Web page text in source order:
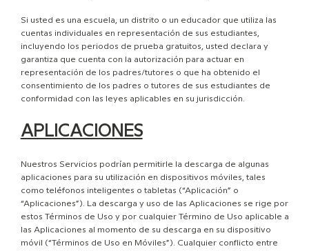
Si usted es una escuela, un distrito o un educador que utiliza las
cuentas individuales en representación de sus estudiantes,
incluyendo los periodos de prueba gratuitos, usted declara y
garantiza que cuenta con la autorización para actuar en
representación de los padres/tutores o que ha obtenido el
consentimiento de los padres o tutores de sus estudiantes de
conformidad con las leyes aplicables en su jurisdicción.
APLICACIONES
Nuestros Servicios podrían permitirle la descarga de algunas
aplicaciones para su utilización en dispositivos móviles, tales
como teléfonos inteligentes o tabletas (“Aplicación” o
“Aplicaciones”). La descarga y uso de las Aplicaciones se rige por
estos Términos de Uso y por cualquier Término de Uso aplicable a
las Aplicaciones al momento de su descarga en su dispositivo
móvil (“Términos de Uso en Móviles”). Cualquier conflicto entre